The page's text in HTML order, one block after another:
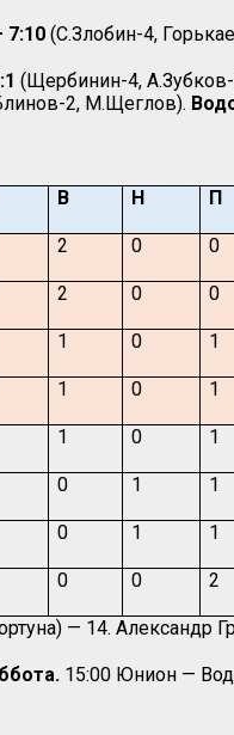
7:10 (С.Злобин-4,
(Щербинин-4,
2, М.Щеглов).
В Н П
2 0 0
2 0 0
1 0 1
1 0 1
1 0 1
0 1 1
0 1 1
0 0 2
— 14. Александр
15:00 Юнион —